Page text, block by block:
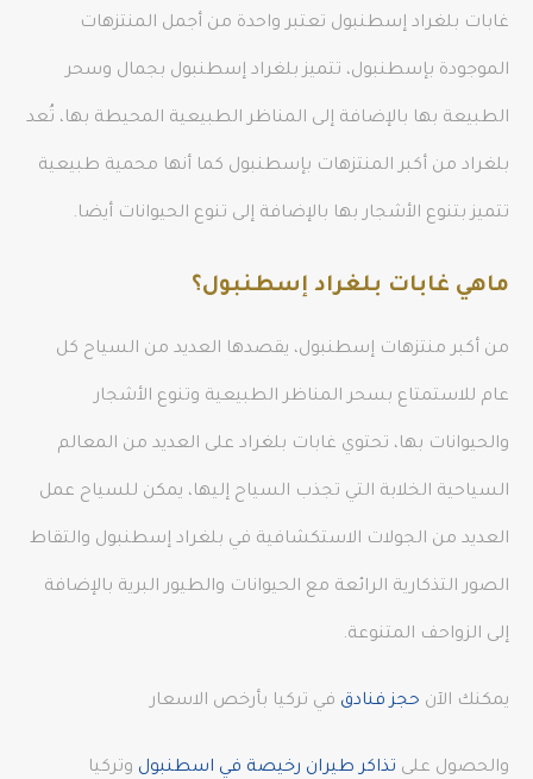
غابات بلغراد إسطنبول تعتبر واحدة من أجمل المنتزهات
الموجودة بإسطنبول، تتميز بلغراد إسطنبول بجمال وسحر
الطبيعة بها بالإضافة إلى المناظر الطبيعية المحيطة بها، تُعد
بلغراد من أكبر المنتزهات بإسطنبول كما أنها محمية طبيعية
تتميز بتنوع الأشجار بها بالإضافة إلى تنوع الحيوانات أيضا.
ماهي غابات بلغراد إسطنبول؟
من أكبر منتزهات إسطنبول، يقصدها العديد من السياح كل
عام للاستمتاع بسحر المناظر الطبيعية وتنوع الأشجار
والحيوانات بها، تحتوي غابات بلغراد على العديد من المعالم
السياحية الخلابة التي تجذب السياح إليها، يمكن للسياح عمل
العديد من الجولات الاستكشافية في بلغراد إسطنبول والتقاط
الصور التذكارية الرائعة مع الحيوانات والطيور البرية بالإضافة
إلى الزواحف المتنوعة.
يمكنك الآن حجز فنادق في تركيا بأرخص الاسعار
والحصول على تذاكر طيران رخيصة في اسطنبول وتركيا